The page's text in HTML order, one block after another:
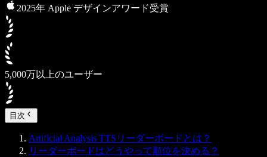
2025年 Apple デザインアワード受賞
5,000万以上のユーザー
目次
Artificial Analysis TTSリーダーボードとは？
リーダーボードはどうやって順位を決める？